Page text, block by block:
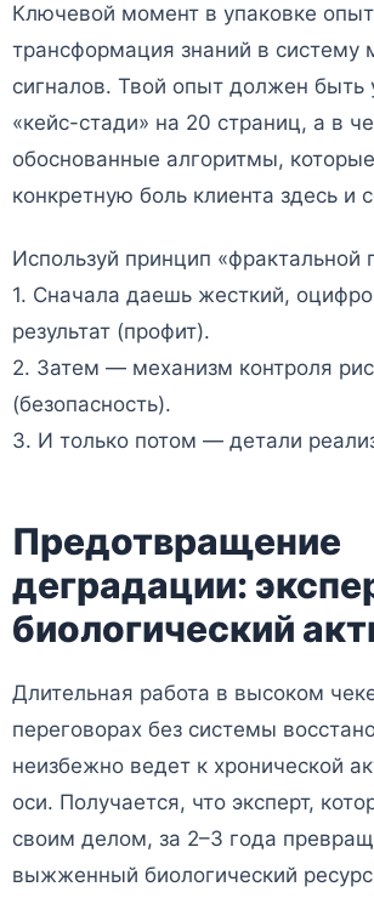
Ключевой момент в упаковке
трансформация знаний в систему
сигналов. Твой опыт должен быть
«кейс-стади» на 20 страниц, а в
обоснованные алгоритмы,
конкретную боль клиента здесь и
Используй принцип «фрактальной
1. Сначала даешь жесткий,
результат (профит).
2. Затем — механизм контроля
(безопасность).
3. И только потом — детали
Предотвращение
деградации:
биологический
Длительная работа в высоком
переговорах без системы
неизбежно ведет к хронической
оси. Получается, что эксперт,
своим делом, за 2–3 года
выжженный биологический